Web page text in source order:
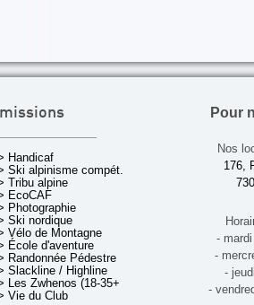
Handicaf
Ski alpinisme compét.
Tribu alpine
EcoCAF
Photographie
Ski nordique
Vélo de Montagne
École d'aventure
Randonnée Pédestre
Slackline / Highline
Les Zwhenos (18-35+ ans)
Vie du Club
Pour
Nos
176,
-
-
-
-